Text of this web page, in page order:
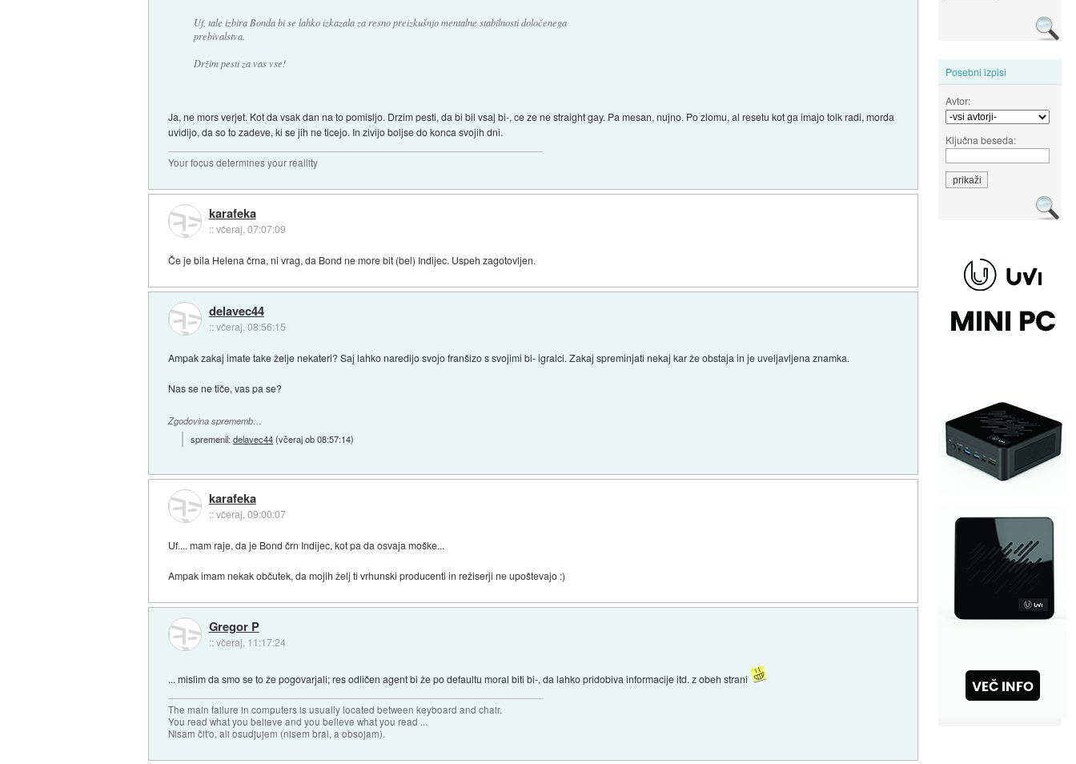
Posebni izpisi
Avtor:
Ključna beseda:
Uf, tale izbira Bonda bi se lahko izkazala za resno preizkušnjo mentalne stabilnosti določenega
prebivalstva.
Držim pesti za vas vse!
Ja, ne mors verjet. Kot da vsak dan na to pomisljo. Drzim pesti, da bi bil vsaj bi-, ce ze ne straight gay. Pa mesan, nujno. Po zlomu, al resetu kot ga imajo tolk radi, morda
uvidijo, da so to zadeve, ki se jih ne ticejo. In zivijo boljse do konca svojih dni.
Your focus determines your reallity
karafeka
::včeraj, 07:07:09
Če je bila Helena črna, ni vrag, da Bond ne more bit (bel) Indijec. Uspeh zagotovljen.
delavec44
::včeraj, 08:56:15
Ampak zakaj imate take želje nekateri? Saj lahko naredijo svojo franšizo s svojimi bi- igralci. Zakaj spreminjati nekaj kar že obstaja in je uveljavljena znamka.
Nas se ne tiče, vas pa se?
Zgodovina sprememb…
spremenil:delavec44(včeraj ob 08:57:14)
karafeka
::včeraj, 09:00:07
Uf.... mam raje, da je Bond črn Indijec, kot pa da osvaja moške...
Ampak imam nekak občutek, da mojih želj ti vrhunski producenti in režiserji ne upoštevajo :)
Gregor P
::včeraj, 11:17:24
... mislim da smo se to že pogovarjali; res odličen agent bi že po defaultu moral biti bi-, da lahko pridobiva informacije itd. z obeh strani
The main failure in computers is usually located between keyboard and chair.
You read what you believe and you believe what you read ...
Nisam čit'o, ali osudjujem (nisem bral, a obsojam).